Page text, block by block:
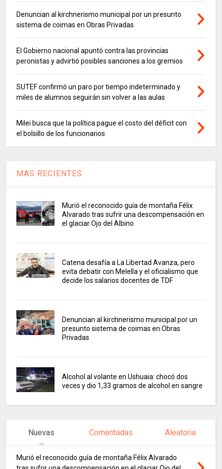
Denuncian al kirchnerismo municipal por un presunto
sistema de coimas en Obras Privadas
El Gobierno nacional apuntó contra las provincias
peronistas y advirtió posibles sanciones a los gremios
SUTEF confirmó un paro por tiempo indeterminado y
miles de alumnos seguirán sin volver a las aulas
Milei busca que la política pague el costo del déficit con
el bolsillo de los funcionarios
MAS RECIENTES
Murió el reconocido guía de montaña Félix
Alvarado tras sufrir una descompensación en
el glaciar Ojo del Albino
Catena desafía a La Libertad Avanza, pero
evita debatir con Melella y el oficialismo que
decide los salarios docentes de TDF
Denuncian al kirchnerismo municipal por un
presunto sistema de coimas en Obras
Privadas
Alcohol al volante en Ushuaia: chocó dos
veces y dio 1,33 gramos de alcohol en sangre
Nuevas Comentadas Aleatoria
Murió el reconocido guía de montaña Félix Alvarado